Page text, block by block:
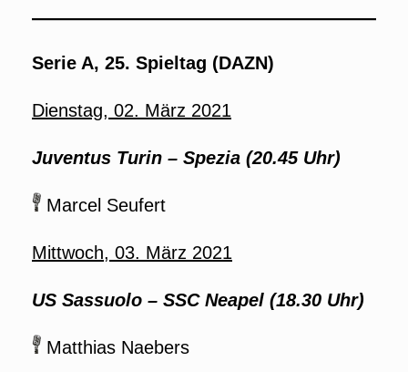
Serie A, 25. Spieltag (DAZN)
Dienstag, 02. März 2021
Juventus Turin – Spezia (20.45 Uhr)
Marcel Seufert
Mittwoch, 03. März 2021
US Sassuolo – SSC Neapel (18.30 Uhr)
Matthias Naebers